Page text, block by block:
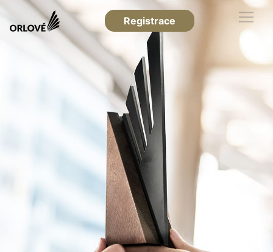
Registrace